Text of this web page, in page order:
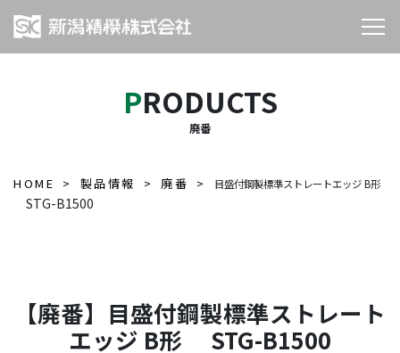
PRODUCTS
廃番
HOME 製品情報 廃番 目盛付鋼製標準ストレートエッジ B形
STG-B1500
【廃番】目盛付鋼製標準ストレート
エッジ B形 STG-B1500